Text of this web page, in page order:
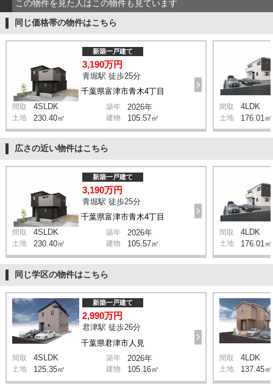
この物件を見た人はこの物件も見ています
同じ価格帯の物件はこちら
千葉県富津市青木4丁目
新築一戸建て
3,190万円
青堀駅 徒歩25分
間取 4SLDK 築年 2026年
土地 230.40㎡ 建物 105.57㎡
間取 4LDK
土地 176.01㎡
広さの近い物件はこちら
千葉県富津市青木4丁目
新築一戸建て
3,190万円
青堀駅 徒歩25分
間取 4SLDK 築年 2026年
土地 230.40㎡ 建物 105.57㎡
間取 4LDK
土地 176.01㎡
同じ学区の物件はこちら
千葉県君津市人見
新築一戸建て
2,990万円
君津駅 徒歩26分
間取 4SLDK 築年 2026年
土地 125.35㎡ 建物 105.16㎡
間取 4LDK
土地 137.45㎡